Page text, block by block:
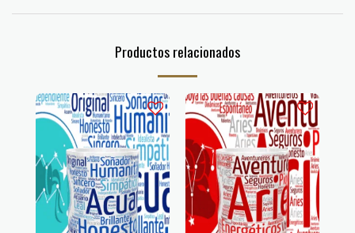
Productos relacionados